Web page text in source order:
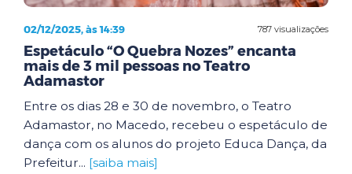
787 visualizações
02/12/2025, às 14:39
Espetáculo “O Quebra Nozes” encanta
mais de 3 mil pessoas no Teatro
Adamastor
Entre os dias 28 e 30 de novembro, o Teatro
Adamastor, no Macedo, recebeu o espetáculo de
dança com os alunos do projeto Educa Dança, da
Prefeitur... [saiba mais]